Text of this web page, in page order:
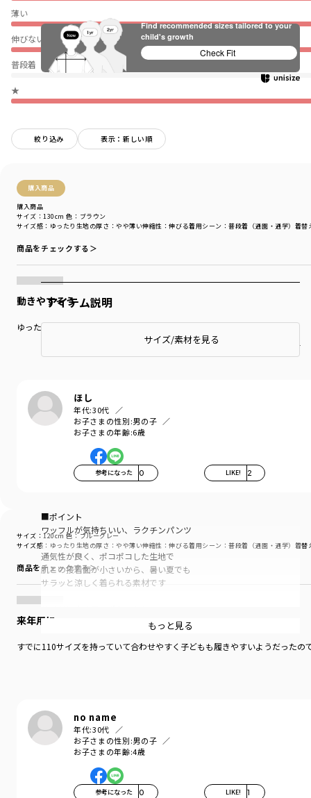
薄い
伸びない
普段着（通園・通学）
★
絞り込み 表示：新しい順
購入商品
購入商品
サイズ感 ：ゆったり 生地の厚さ ：やや薄い伸縮性 ：伸びる着用シーン ：普段着（通園・通学） 着替
サイズ：130cm 色：ブラウン
商品をチェックする＞
動きやすそう
ゆったりめで動きやすそうです。
もっと見る…
ほし
年代:30代
お子さまの性別:男の子
お子さまの年齢:6歳
参考になった 0 LIKE! 2
サイズ感 ：ゆったり 生地の厚さ ：やや薄い伸縮性 ：伸びる着用シーン ：普段着（通園・通学） 着替
サイズ：120cm 色：ブルーグレー
商品をチェックする＞
来年用に
すでに110サイズを持っていて合わせやすく子どもも履きやすいようだった
no name
年代:30代
お子さまの性別:男の子
お子さまの年齢:4歳
参考になった 0 LIKE! 1
アイテム説明
サイズ/素材を見る
■ポイント
ワッフルが気持ちいい、ラクチンパンツ
通気性が良く、ポコポコした生地で
肌との接着面が小さいから、暑い夏でも
サラッと涼しく着られる素材です
左ポケットの織ネームがデザインのポイントです
カラバリも豊富
リラックス感のあるコーデにもぴったりな1枚です
-----
透け感：なし
ポケット：あり
ウエスト調節：可
もっと見る
Find recommended sizes tailored to your
child's growth
Check Fit